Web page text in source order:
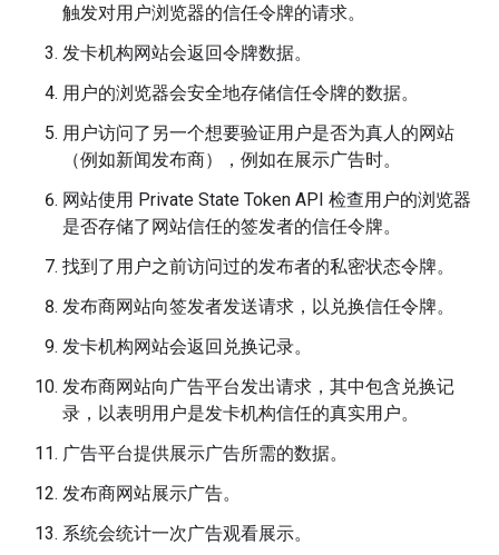
触发对用户浏览器的信任令牌的请求。
发卡机构网站会返回令牌数据。
用户的浏览器会安全地存储信任令牌的数据。
用户访问了另一个想要验证用户是否为真人的网站
（例如新闻发布商），例如在展示广告时。
网站使用 Private State Token API 检查用户的浏览器
是否存储了网站信任的签发者的信任令牌。
找到了用户之前访问过的发布者的私密状态令牌。
发布商网站向签发者发送请求，以兑换信任令牌。
发卡机构网站会返回兑换记录。
发布商网站向广告平台发出请求，其中包含兑换记
录，以表明用户是发卡机构信任的真实用户。
广告平台提供展示广告所需的数据。
发布商网站展示广告。
系统会统计一次广告观看展示。